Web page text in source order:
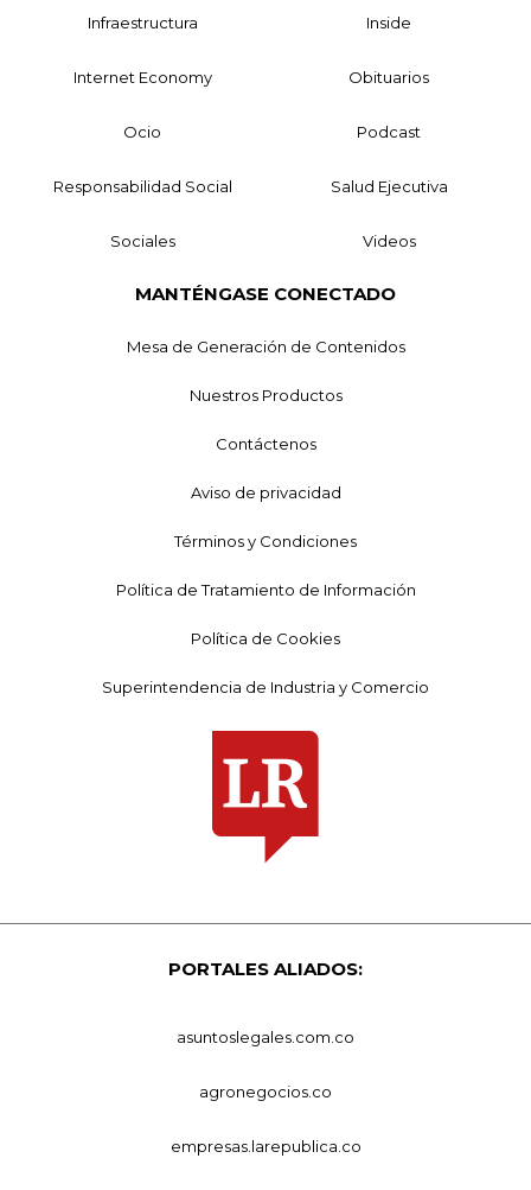
Infraestructura Inside
Internet Economy Obituarios
Ocio Podcast
Responsabilidad Social Salud Ejecutiva
Sociales Videos
MANTÉNGASE CONECTADO
Mesa de Generación de Contenidos
Nuestros Productos
Contáctenos
Aviso de privacidad
Términos y Condiciones
Política de Tratamiento de Información
Política de Cookies
Superintendencia de Industria y Comercio
PORTALES ALIADOS:
asuntoslegales.com.co
agronegocios.co
empresas.larepublica.co